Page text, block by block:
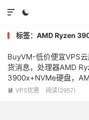


标签：AMD Ryzen
BuyVM-低价便宜VPS
货消息，处理器AMD
3900x+NVMe硬盘，
便宜块存储，1Gbps带
 VPS优惠 阅读(2957)